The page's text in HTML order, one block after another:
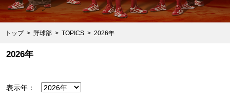
トップ 野球部 TOPICS 2026年
2026年
表示年：